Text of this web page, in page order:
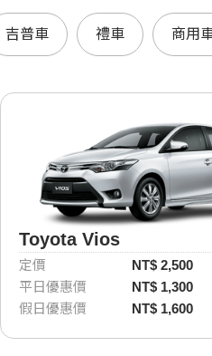
吉普車 禮車 商用
Toyota Vios
定價
NT$ 2,500
平日優惠價
NT$ 1,300
假日優惠價
NT$ 1,600